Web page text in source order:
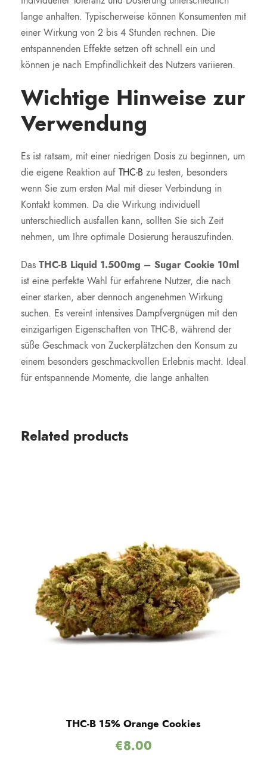
lange anhalten. Typischerweise können Konsumenten mit
einer Wirkung von 2 bis 4 Stunden rechnen. Die
entspannenden Effekte setzen oft schnell ein und
können je nach Empfindlichkeit des Nutzers variieren.
Wichtige Hinweise zur
Verwendung
Es ist ratsam, mit einer niedrigen Dosis zu beginnen, um
die eigene Reaktion auf THC-B zu testen, besonders
wenn Sie zum ersten Mal mit dieser Verbindung in
Kontakt kommen. Da die Wirkung individuell
unterschiedlich ausfallen kann, sollten Sie sich Zeit
nehmen, um Ihre optimale Dosierung herauszufinden.
Das THC-B Liquid 1.500mg – Sugar Cookie 10ml
ist eine perfekte Wahl für erfahrene Nutzer, die nach
einer starken, aber dennoch angenehmen Wirkung
suchen. Es vereint intensives Dampfvergnügen mit den
einzigartigen Eigenschaften von THC-B, während der
süße Geschmack von Zuckerplätzchen den Konsum zu
einem besonders geschmackvollen Erlebnis macht. Ideal
für entspannende Momente, die lange anhalten
Related products
THC-B 15% Orange Cookies
€8.00